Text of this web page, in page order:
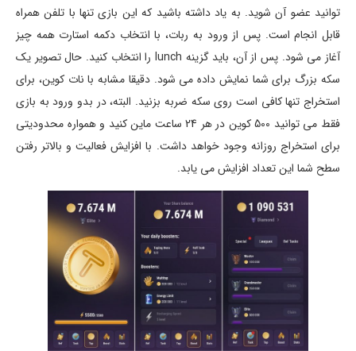
توانید عضو آن شوید. به یاد داشته باشید که این بازی تنها با تلفن همراه
قابل انجام است. پس از ورود به ربات، با انتخاب دکمه استارت همه چیز
آغاز می شود. پس از آن، باید گزینه lunch را انتخاب کنید. حال تصویر یک
سکه بزرگ برای شما نمایش داده می شود. دقیقا مشابه با نات کوین، برای
استخراج تنها کافی است روی سکه ضربه بزنید. البته، در بدو ورود به بازی
فقط می توانید 500 کوین در هر 24 ساعت ماین کنید و همواره محدودیتی
برای استخراج روزانه وجود خواهد داشت. با افزایش فعالیت و بالاتر رفتن
سطح شما این تعداد افزایش می یابد.